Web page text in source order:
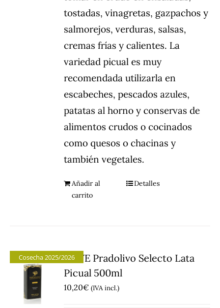
tostadas, vinagretas, gazpachos y
salmorejos, verduras, salsas,
cremas frías y calientes. La
variedad picual es muy
recomendada utilizarla en
escabeches, pescados azules,
patatas al horno y conservas de
alimentos crudos o cocinados
como quesos o chacinas y
también vegetales.
Añadir al
carrito
Detalles
Cosecha 2025/2026AOVE Pradolivo Selecto Lata
Picual 500ml
10,20€ (IVA incl.)